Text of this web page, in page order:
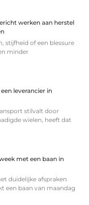
werken aan herstel
stijfheid of een blessure
minder
leverancier in
stilvalt door
wielen, heeft dat
met een baan in
duidelijke afspraken
een baan van maandag